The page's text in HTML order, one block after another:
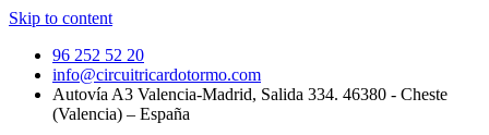
Skip to content
96 252 52 20
info@circuitricardotormo.com
Autovía A3 Valencia-Madrid, Salida 334. 46380 - Cheste
(Valencia) – España